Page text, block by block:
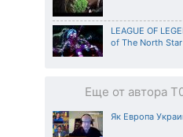
LEAGUE OF
of The North Star
Еще от автора
Як Европа